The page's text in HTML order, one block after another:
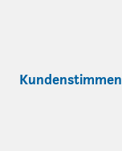
Kundenstimmen